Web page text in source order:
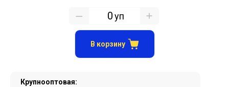
Крупнооптовая:
уп
В корзину